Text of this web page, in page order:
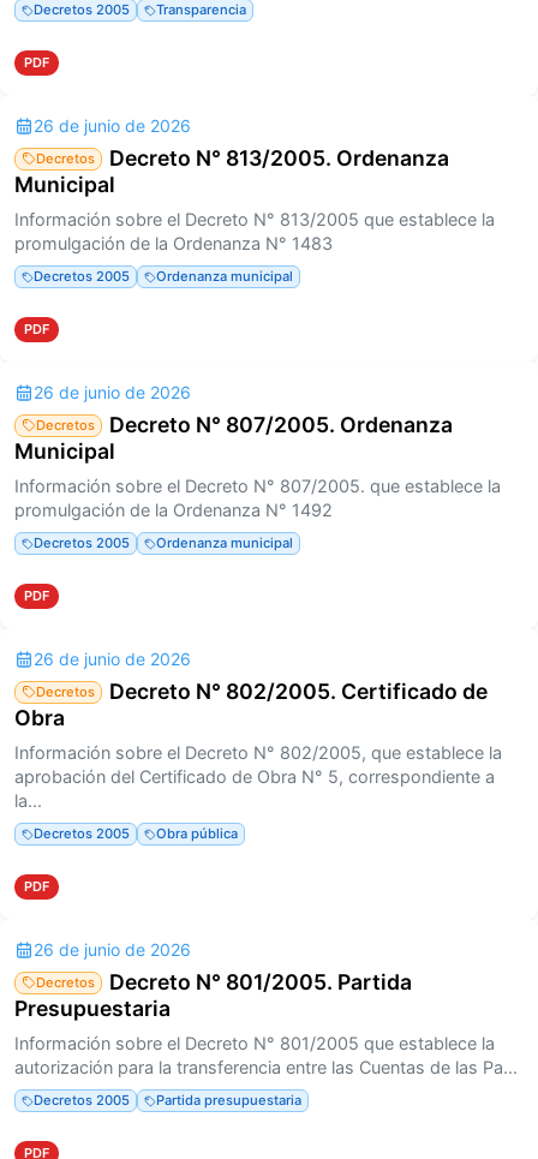
Decretos 2005 Transparencia
PDF
26 de junio de 2026
Decretos
Decreto N° 813/2005. Ordenanza
Municipal
Información sobre el Decreto N° 813/2005 que establece la
promulgación de la Ordenanza N° 1483
Decretos 2005 Ordenanza municipal
PDF
26 de junio de 2026
Decretos
Decreto N° 807/2005. Ordenanza
Municipal
Información sobre el Decreto N° 807/2005. que establece la
promulgación de la Ordenanza N° 1492
Decretos 2005 Ordenanza municipal
PDF
26 de junio de 2026
Decretos
Decreto N° 802/2005. Certificado de
Obra
Información sobre el Decreto N° 802/2005, que establece la
aprobación del Certificado de Obra N° 5, correspondiente a
la...
Decretos 2005 Obra pública
PDF
26 de junio de 2026
Decretos
Decreto N° 801/2005. Partida
Presupuestaria
Información sobre el Decreto N° 801/2005 que establece la
autorización para la transferencia entre las Cuentas de las Pa...
Decretos 2005 Partida presupuestaria
PDF